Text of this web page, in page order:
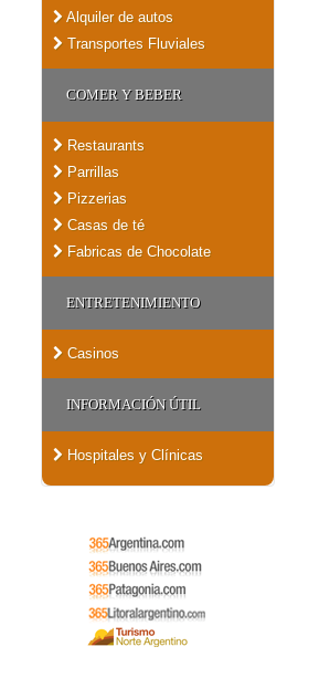
Alquiler de autos
Transportes Fluviales
COMER Y BEBER
Restaurants
Parrillas
Pizzerias
Casas de té
Fabricas de Chocolate
ENTRETENIMIENTO
Casinos
INFORMACIÓN ÚTIL
Hospitales y Clínicas